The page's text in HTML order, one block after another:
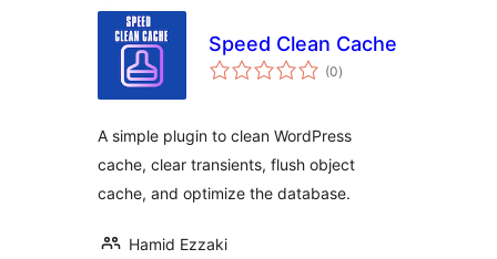
Speed Clean Cache
(0tổng
đánh
)
A simple plugin to clean WordPress
cache, clear transients, flush object
cache, and optimize the database.
Hamid Ezzaki